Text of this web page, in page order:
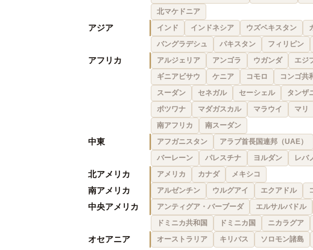
北マケドニア
アジア インド インドネシア ウズベキスタン
バングラデシュ
パキスタン フィリピン
アフリカ アルジェリア アンゴラ ウガンダ エジ
ギニアビサウ
ケニア コモロ コンゴ共
スーダン
セネガル セーシェル タンザ
ボツワナ
マダガスカル マラウイ マリ
南アフリカ
南スーダン
中東 アフガニスタン アラブ首長国連邦（UAE）
バーレーン
パレスチナ ヨルダン レバ
北アメリカ アメリカ カナダ メキシコ
南アメリカ アルゼンチン ウルグアイ エクアドル
中央アメリカ アンティグア・バーブーダ エルサルバドル
ドミニカ共和国
ドミニカ国 ニカラグア
オセアニア オーストラリア キリバス ソロモン諸島